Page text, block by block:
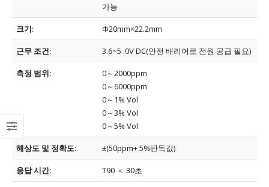
가능
크기: Φ20mm×22.2mm
근무 조건: 3.6~5 .0V DC(안전 배리어로 전원 공급 필요)
측정 범위:
0～2000ppm
0～6000ppm
0～1% Vol
0～3% Vol
0～5% Vol
해상도 및 정확도: ±(50ppm+ 5%판독값)
응답 시간: T90 ＜ 30초